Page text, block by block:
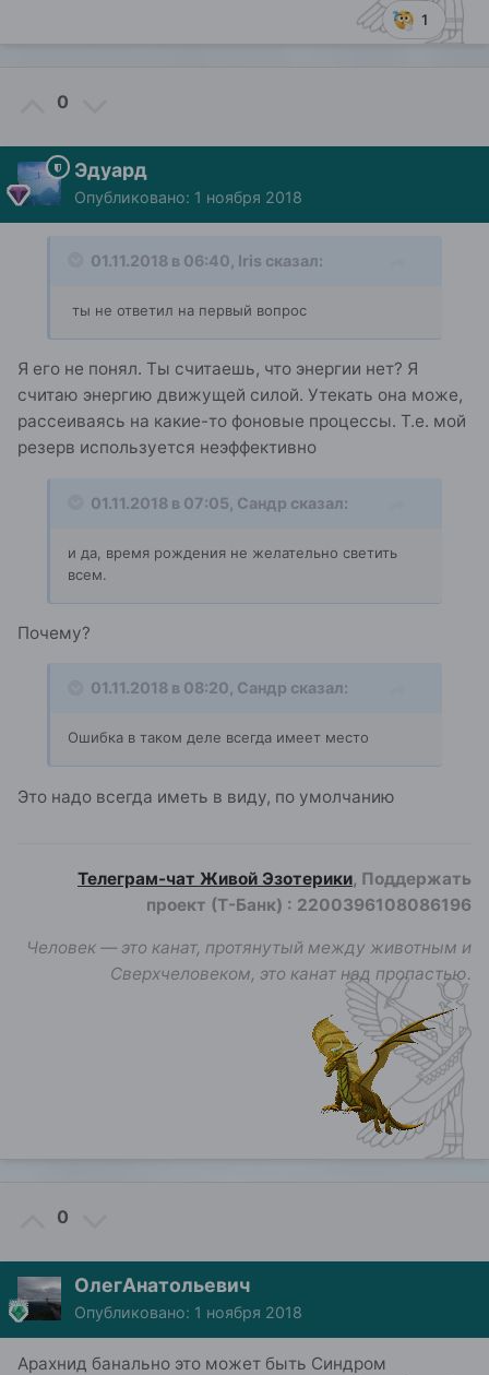
1
0
Эдуард
Опубликовано: 1 ноября 2018
01.11.2018 в 06:40, Iris сказал:
ты не ответил на первый вопрос
Я его не понял. Ты считаешь, что энергии нет? Я
считаю энергию движущей силой. Утекать она може,
рассеиваясь на какие-то фоновые процессы. Т.е. мой
резерв используется неэффективно
01.11.2018 в 07:05, Сандр сказал:
и да, время рождения не желательно светить
всем.
Почему?
01.11.2018 в 08:20, Сандр сказал:
Ошибка в таком деле всегда имеет место
Это надо всегда иметь в виду, по умолчанию
Телеграм-чат Живой Эзотерики, Поддержать
проект (Т-Банк) : 2200396108086196
Человек — это канат, протянутый между животным и
Сверхчеловеком, это канат над пропастью.
0
ОлегАнатольевич
Опубликовано: 1 ноября 2018
Арахнид банально это может быть Синдром